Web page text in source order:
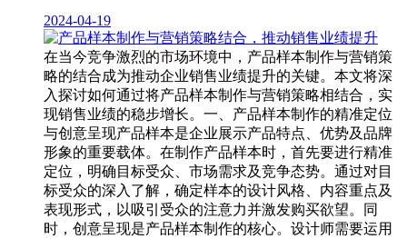
2024-04-19
在当今竞争激烈的市场环境中，产品样本制作与营销策
略的结合成为推动企业销售业绩提升的关键。本文将深
入探讨如何通过将产品样本制作与营销策略相结合，实
现销售业绩的稳步增长。一、产品样本制作的精准定位
与创意呈现产品样本是企业展示产品特点、优势及品牌
形象的重要载体。在制作产品样本时，首先要进行精准
定位，明确目标受众、市场需求及竞争态势。通过对目
标受众的深入了解，确定样本的设计风格、内容重点及
表现形式，以吸引受众的注意力并激发购买欲望。同
时，创意呈现是产品样本制作的核心。设计师需要运用